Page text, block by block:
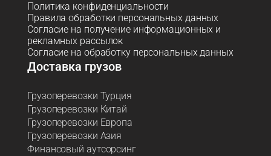
Политика конфиденциальности
Правила обработки персональных данных
Согласие на получение информационных и
рекламных рассылок
Согласие на обработку персональных данных
Доставка грузов
Грузоперевозки Турция
Грузоперевозки Китай
Грузоперевозки Европа
Грузоперевозки Азия
Финансовый аутсорсинг